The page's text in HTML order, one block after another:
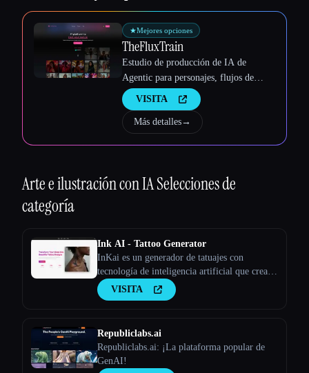
Esc
★Mejores opciones
TheFluxTrain
Estudio de producción de IA de
Agentic para personajes, flujos de
trabajo y vídeos coherentes
VISITA
Más detalles→
Arte e ilustración con IASelecciones de
categoría
Ink AI - Tattoo Generator
InKai es un generador de tatuajes con
tecnología de inteligencia artificial que crea
diseños de tatuajes personalizados en función
de los comentarios de los usuarios.
VISITA
Republiclabs.ai
Republiclabs.ai: ¡La plataforma popular de
GenAI!